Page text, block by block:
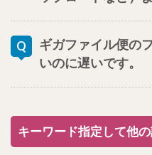
ギガファイル便の
いのに遅いです。
キーワード指定して他